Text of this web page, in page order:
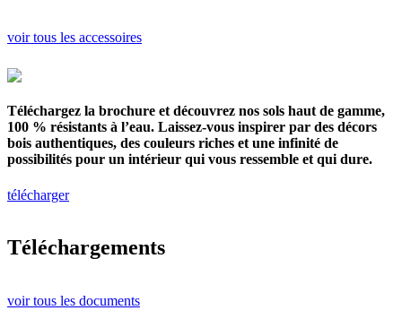
voir tous les accessoires
Téléchargez la brochure et découvrez nos sols haut de gamme,
100 % résistants à l’eau. Laissez-vous inspirer par des décors
bois authentiques, des couleurs riches et une infinité de
possibilités pour un intérieur qui vous ressemble et qui dure.
télécharger
Téléchargements
voir tous les documents